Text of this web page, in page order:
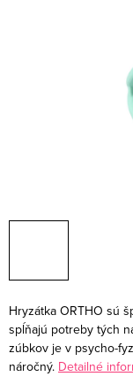
Hryzátka ORTHO sú
spĺňajú potreby tých
zúbkov je v psycho-
náročný. Detailné